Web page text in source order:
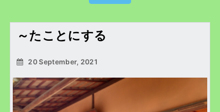
～たことにする
20 September, 2021